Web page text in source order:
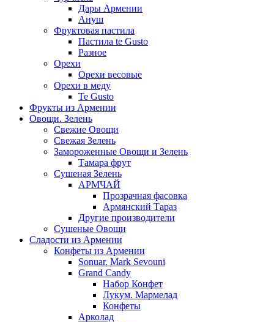
Дары Армении
Ануш
Фруктовая пастила
Пастила te Gusto
Разное
Орехи
Орехи весовые
Орехи в меду
Te Gusto
Фрукты из Армении
Овощи. Зелень
Свежие Овощи
Свежая Зелень
Замороженные Овощи и Зелень
Тамара фрут
Сушеная Зелень
АРМЧАЙ
Прозрачная фасовка
Армянский Тараз
Другие производители
Сушеные Овощи
Сладости из Армении
Конфеты из Армении
Sonuar. Mark Sevouni
Grand Candy
Набор Конфет
Лукум. Мармелад
Конфеты
Арколад